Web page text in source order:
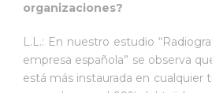
organizaciones?
L.L.: En nuestro estudio
empresa española” se observa
está más instaurada en cualquier